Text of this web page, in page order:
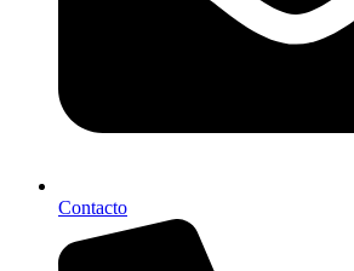
Contacto